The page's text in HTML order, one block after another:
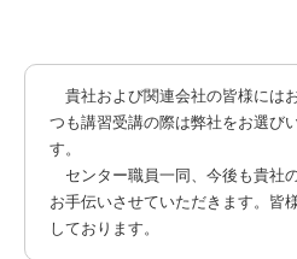
貴社および関連会社の皆様には
つも講習受講の際は弊社をお選び
す。
センター職員一同、今後も貴社
お手伝いさせていただきます。皆
しております。